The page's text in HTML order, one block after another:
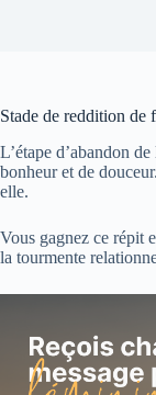
Stade de reddition de
L’étape d’abandon
bonheur et de
elle.
Vous gagnez ce répit
la tourmente